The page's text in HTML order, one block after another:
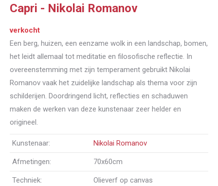
Capri - Nikolai Romanov
verkocht
Een berg, huizen, een eenzame wolk in een landschap, bomen,
het leidt allemaal tot meditatie en filosofische reflectie. In
overeenstemming met zijn temperament gebruikt Nikolai
Romanov vaak het zuidelijke landschap als thema voor zijn
schilderijen. Doordringend licht, reflecties en schaduwen
maken de werken van deze kunstenaar zeer helder en
origineel.
Kunstenaar: Nikolai Romanov
Afmetingen: 70x60cm
Techniek: Olieverf op canvas